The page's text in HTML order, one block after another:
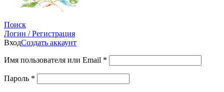
Поиск
Логин / Регистрация
ВходСоздать аккаунт
Имя пользователя или Email *
Пароль *